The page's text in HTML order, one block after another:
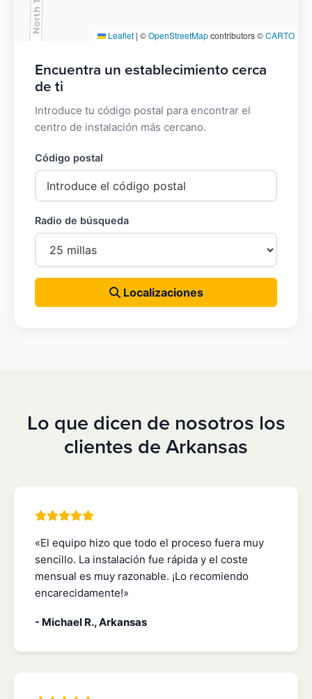
Leaflet | ©OpenStreetMapcontributors ©CARTO
Encuentra un establecimiento cerca
de ti
Introduce tu código postal para encontrar el
centro de instalación más cercano.
Código postal
Radio de búsqueda
Localizaciones
Lo que dicen de nosotros los
clientes de Arkansas
«El equipo hizo que todo el proceso fuera muy
sencillo. La instalación fue rápida y el coste
mensual es muy razonable. ¡Lo recomiendo
encarecidamente!»
- Michael R., Arkansas